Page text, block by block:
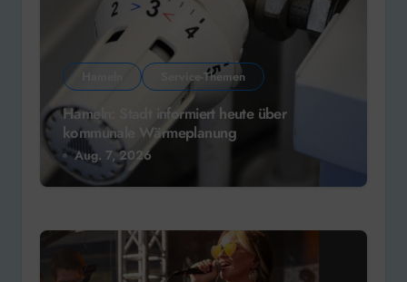
Service-Themen
Hameln: Stadt informiert heute über
kommunale Wärmeplanung
Aug. 7, 2026